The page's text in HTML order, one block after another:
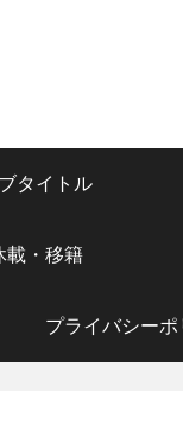
タイトル
載・移籍
プライバシーポ